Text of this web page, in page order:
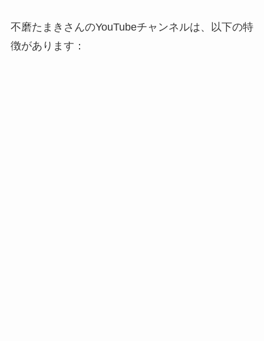
不磨たまきさんのYouTubeチャンネルは、以下の特
徴があります：